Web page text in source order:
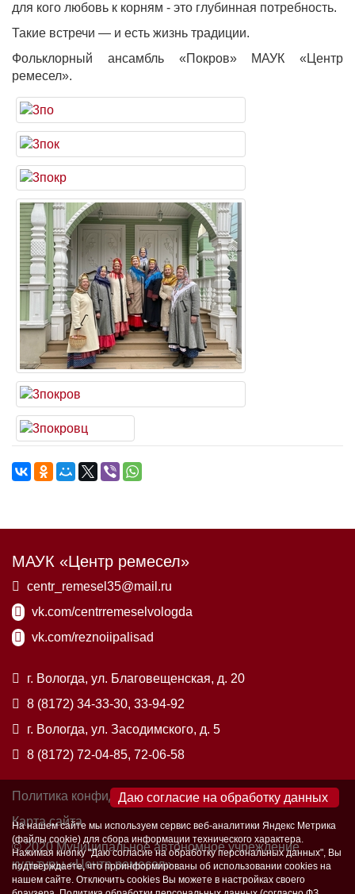
для кого любовь к корням - это глубинная потребность.
Такие встречи — и есть жизнь традиции.
Фольклорный ансамбль «Покров» МАУК «Центр
ремесел».
На нашем сайте мы используем сервис веб-аналитики Яндекс Метрика
(файлы cookie) для сбора информации технического характера.
Нажимая кнопку "Даю согласие на обработку персональных данных", Вы
подтверждаете, что проинформированы об использовании cookies на
нашем сайте. Отключить cookies Вы можете в настройках своего
МАУК «Центр ремесел»
centr_remesel35@mail.ru
vk.com/centrremeselvologda
vk.com/reznoiipalisad
г. Вологда, ул. Благовещенская, д. 20
8 (8172) 34-33-30, 33-94-92
г. Вологда, ул. Засодимского, д. 5
8 (8172) 72-04-85, 72-06-58
Политика конфиденциальности
Карта сайта
© 2020 Муниципальное автономное учреждение
культуры «Центр ремесел»